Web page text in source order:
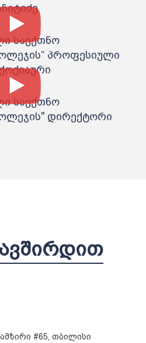
საექთნო
პროფესიული
საექთნო
დირექტორი
#65, თბილისი